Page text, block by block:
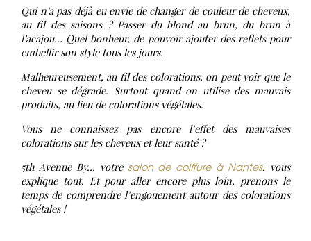
Qui n’a pas déjà eu envie de changer de couleur de cheveux,
au fil des saisons ? Passer du blond au brun, du brun à
l’acajou… Quel bonheur, de pouvoir ajouter des reflets pour
embellir son style tous les jours.
Malheureusement, au fil des colorations, on peut voir que le
cheveu se dégrade. Surtout quand on utilise des mauvais
produits, au lieu de colorations végétales.
Vous ne connaissez pas encore l’effet des mauvaises
colorations sur les cheveux et leur santé ?
5th Avenue By… votre salon de coiffure à Nantes, vous
explique tout. Et pour aller encore plus loin, prenons le
temps de comprendre l’engouement autour des colorations
végétales !